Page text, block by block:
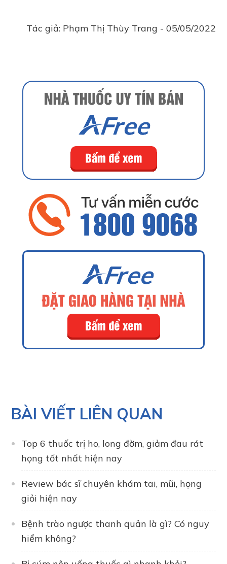
Tác giả: Phạm Thị Thùy Trang - 05/05/2022
BÀI VIẾT LIÊN QUAN
Top 6 thuốc trị ho, long đờm, giảm đau rát
họng tốt nhất hiện nay
Review bác sĩ chuyên khám tai, mũi, họng
giỏi hiện nay
Bệnh trào ngược thanh quản là gì? Có nguy
hiểm không?